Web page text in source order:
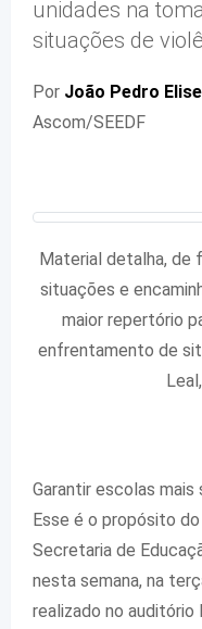
unidades na
situações de
Por João Pedro
Ascom/SEEDF
Material detalha, de
situações e
maior repertório
enfrentamento de
Garantir escolas mais
Esse é o propósito
Secretaria de
nesta semana, na
realizado no auditório